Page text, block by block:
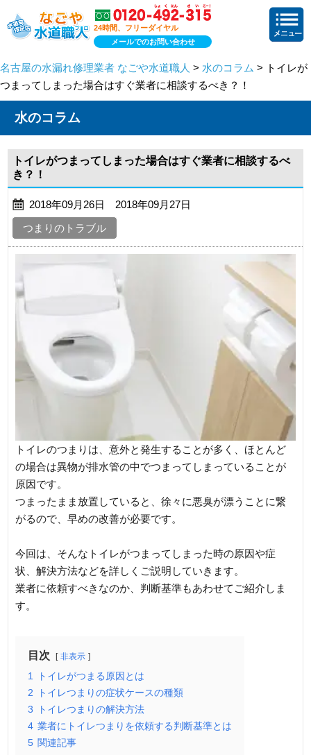
24時間、フリーダイヤル
メールでのお問い合わせ
名古屋の水漏れ修理業者 なごや水道職人 > 水のコラム > トイレが
つまってしまった場合はすぐ業者に相談するべき？！
水のコラム
トイレがつまってしまった場合はすぐ業者に相談するべ
き？！
2018年09月26日 2018年09月27日
つまりのトラブル
トイレのつまりは、意外と発生することが多く、ほとんど
の場合は異物が排水管の中でつまってしまっていることが
原因です。
つまったまま放置していると、徐々に悪臭が漂うことに繋
がるので、早めの改善が必要です。
今回は、そんなトイレがつまってしまった時の原因や症
状、解決方法などを詳しくご説明していきます。
業者に依頼すべきなのか、判断基準もあわせてご紹介しま
す。
目次 非表示
1
トイレがつまる原因とは
2
トイレつまりの症状ケースの種類
3
トイレつまりの解決方法
4 業者にトイレつまりを依頼する判断基準とは
5 関連記事